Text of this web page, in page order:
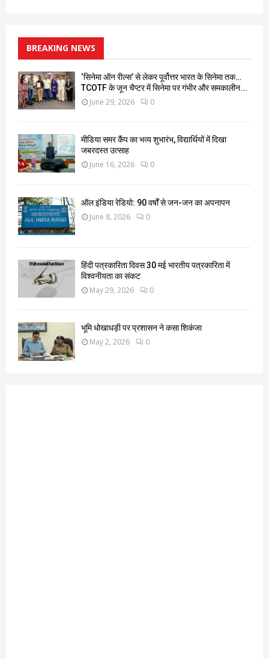
BREAKING NEWS
‘सिनेमा ऑन रील्स’ से लेकर पूर्वोत्तर भारत के सिनेमा तक…
TCOTF के जून चैप्टर में सिनेमा पर गंभीर और समकालीन...
June 29, 2026 0
मीडिया समर कैंप का भव्य शुभारंभ, विद्यार्थियों में दिखा
जबरदस्त उत्साह
June 16, 2026 0
ऑल इंडिया रेडियो: 90 वर्षों से जन-जन का अपनापन
June 8, 2026 0
हिंदी पत्रकारिता दिवस 30 मई भारतीय पत्रकारिता में
विश्वनीयता का संकट
May 29, 2026 0
भूमि धोखाधड़ी पर प्रशासन ने कसा शिकंजा
May 2, 2026 0